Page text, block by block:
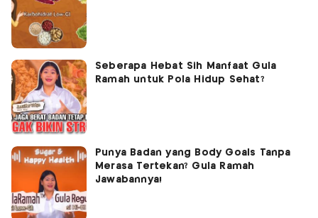
Seberapa Hebat Sih Manfaat Gula
Ramah untuk Pola Hidup Sehat?
Punya Badan yang Body Goals Tanpa
Merasa Tertekan? Gula Ramah
Jawabannya!